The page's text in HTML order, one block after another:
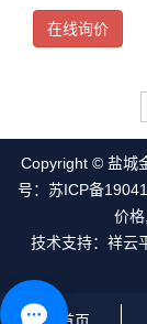
机停止时电热管的
安装在风道上，而
在线询价
Copyright © 盐城
号： 苏ICP备
价格
技术支持： 祥云